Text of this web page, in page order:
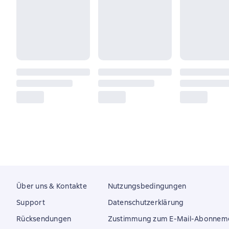
Über uns & Kontakte
Support
Rücksendungen
Nutzungsbedingungen
Datenschutzerklärung
Zustimmung zum E-Mail-